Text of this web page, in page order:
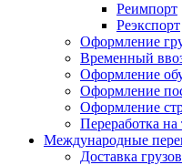
Реимпорт
Реэкспорт
Оформление
Временный
Оформление
Оформление
Оформление
Переработка
Международные
Доставка